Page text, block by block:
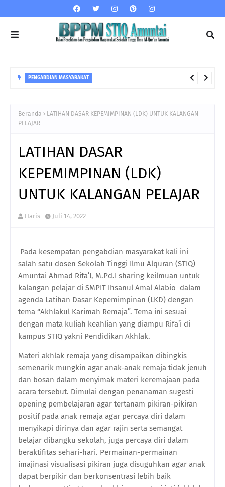
PENGABDIAN MASYARAKAT
Beranda
LATIHAN DASAR KEPEMIMPINAN (LDK) UNTUK KALANGAN
PELAJAR
LATIHAN DASAR
KEPEMIMPINAN (LDK)
UNTUK KALANGAN PELAJAR
Haris Juli 14, 2022
Pada kesempatan pengabdian masyarakat kali ini
salah satu dosen Sekolah Tinggi Ilmu Alquran (STIQ)
Amuntai Ahmad Rifa’I, M.Pd.I sharing keilmuan untuk
kalangan pelajar di SMPIT Ihsanul Amal Alabio dalam
agenda Latihan Dasar Kepemimpinan (LKD) dengan
tema “Akhlakul Karimah Remaja”. Tema ini sesuai
dengan mata kuliah keahlian yang diampu Rifa’i di
kampus STIQ yakni Pendidikan Akhlak.
Materi akhlak remaja yang disampaikan dibingkis
semenarik mungkin agar anak-anak remaja tidak jenuh
dan bosan dalam menyimak materi keremajaan pada
acara tersebut. Dimulai dengan penanaman sugesti
opening pembelajaran agar tertanam pikiran-pikiran
positif pada anak remaja agar percaya diri dalam
menyikapi dirinya dan agar rajin serta semangat
belajar dibangku sekolah, juga percaya diri dalam
beraktifitas sehari-hari. Permainan-permainan
imajinasi visualisasi pikiran juga disuguhkan agar anak
dapat berpikir dan berkonsentrasi lebih baik